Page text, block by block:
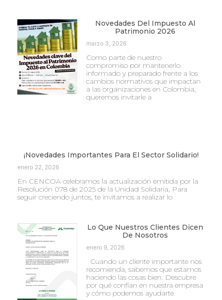
Novedades Del Impuesto Al
Patrimonio 2026
marzo 3, 2026
Como parte de nuestro
compromiso por mantenerlo
informado y preparado frente a los
cambios normativos que impactan
a las organizaciones en Colombia,
queremos invitarle a
¡Novedades Importantes Para El Sector Solidario!
enero 22, 2026
En CENCOA celebramos la actualización emitida por la
Resolución 078 de 2025 de la Unidad Solidaria, Para
seguir creciendo juntos, te invitamos a realizar lo
Lo Que Nuestros Clientes Dicen
De Nosotros
enero 9, 2026
Cuando un cliente importante nos
recomienda, sabemos que estamos
haciendo las cosas bien. Descubre
por qué confían en nuestra empresa
y cómo podemos ayudarte